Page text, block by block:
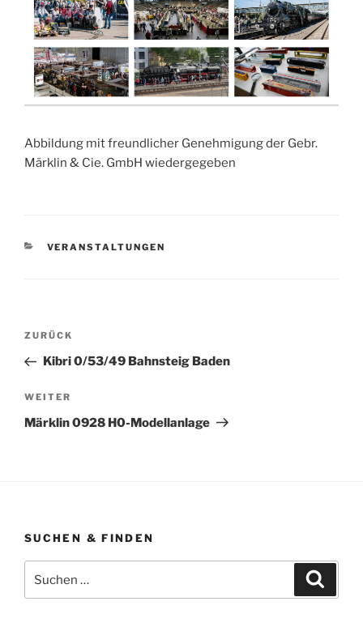
Abbildung mit freundlicher Genehmigung der Gebr.
Märklin & Cie. GmbH wiedergegeben
KATEGORIEN
VERANSTALTUNGEN
Beitragsnavigation
Vorheriger
Beitrag
ZURÜCK
Kibri 0/53/49 Bahnsteig Baden
Nächster
Beitrag
WEITER
Märklin 0928 H0-Modellanlage
SUCHEN & FINDEN
nach: